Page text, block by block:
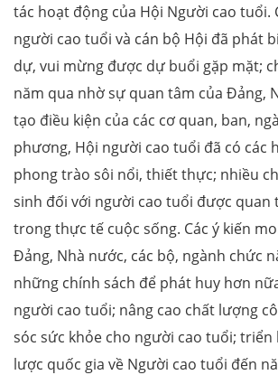
tác hoạt động của Hội Người cao tuổi.
người cao tuổi và cán bộ Hội đã phát
dự, vui mừng được dự buổi gặp mặt;
năm qua nhờ sự quan tâm của Đảng,
tạo điều kiện của các cơ quan, ban,
phương, Hội người cao tuổi đã có các
phong trào sôi nổi, thiết thực; nhiều
sinh đối với người cao tuổi được quan
trong thực tế cuộc sống. Các ý kiến
Đảng, Nhà nước, các bộ, ngành chức
những chính sách để phát huy hơn
người cao tuổi; nâng cao chất lượng
sóc sức khỏe cho người cao tuổi; triển
lược quốc gia về Người cao tuổi đến